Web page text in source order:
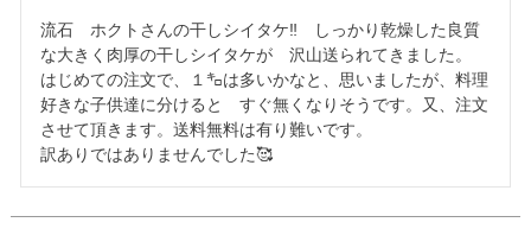
流石　ホクトさんの干しシイタケ‼️　しっかり乾燥した良質
な大きく肉厚の干しシイタケが　沢山送られてきました。
はじめての注文で、１㌔は多いかなと、思いましたが、料理
好きな子供達に分けると　すぐ無くなりそうです。又、注文
させて頂きます。送料無料は有り難いです。
訳ありではありませんでした🥰